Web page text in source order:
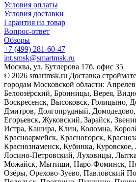
Условия оплаты
Условия доставки
Гарантия на товар
Вопрос-ответ
Обзоры
+7 (499) 281-60-47
int.smsk@smartmsk.ru
Москва, ул. Бутлерова 17б, офис 35
© 2026 smartmsk.ru Доставка
городам Московской области:
Белоозёрский, Бронницы, Верея,
Воскресенск, Высоковск, Голицыно,
Дмитров, Долгопрудный,
Егорьевск, Жуковский, Зарайск,
Истра, Кашира, Клин, Коломна,
Красноармейск, Красногорск,
Краснознаменск, Кубинка,
Лосино-Петровский, Луховицы,
Можайск, Мытищи, Наро-Фоминск,
Озёры, Орехово-Зуево, Павловский